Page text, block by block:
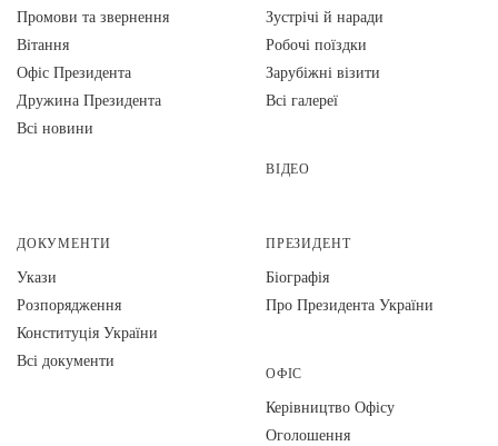
Промови та звернення
Вiтання
Офіс Президента
Дружина Президента
Всі новини
Зустрічі й наради
Робочі поїздки
Зарубіжні візити
Всі галереї
ВІДЕО
ДОКУМЕНТИ
Укази
Розпорядження
Конституція України
Всі документи
ПРЕЗИДЕНТ
Біографія
Про Президента України
ОФІС
Керівництво Офісу
Оголошення